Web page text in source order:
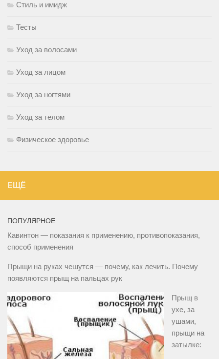
Стиль и имидж
Тесты
Уход за волосами
Уход за лицом
Уход за ногтями
Уход за телом
Физическое здоровье
ЕЩЁ
ПОПУЛЯРНОЕ
Кавинтон — показания к применению, противопоказания,
способ применения
Прыщи на руках чешутся — почему, как лечить. Почему
появляются прыщ на пальцах рук
Прыщ в
ухе, за
ушами,
прыщи на
затылке: